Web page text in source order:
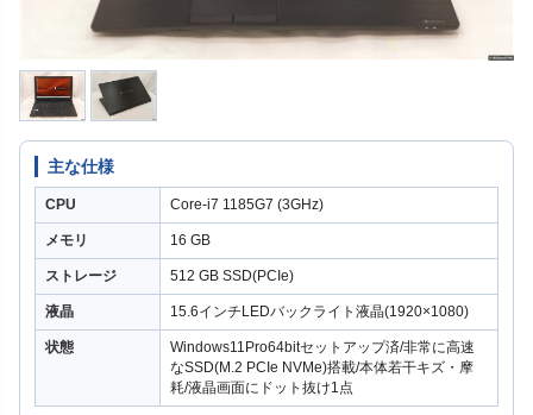
主な仕様
CPU Core-i7 1185G7 (3GHz)
メモリ 16 GB
ストレージ 512 GB SSD(PCIe)
液晶 15.6インチLEDバックライト液晶(1920×1080)
状態
Windows11Pro64bitセットアップ済/非常に高速
なSSD(M.2 PCIe NVMe)搭載/本体若干キズ・摩
耗/液晶画面にドット抜け1点